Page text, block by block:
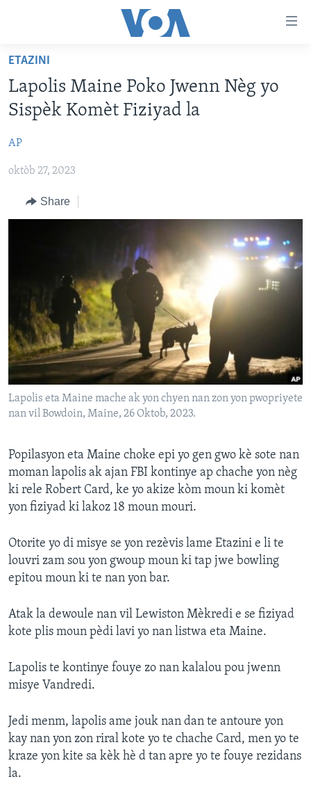
Skip
main
content
to
Navigation
LÈZETAZINI
AMERIK LATIN
ENTÈNASYONAL
VIDEO
FLASHPOINT IKRÈN
Languages
ETAZINI
Lapolis Maine Poko Jwenn Nèg yo
Sispèk Komèt Fiziyad la
AP
oktòb 27, 2023
Share
Lapolis eta Maine mache ak yon chyen nan zon yon pwopriyete
nan vil Bowdoin, Maine, 26 Oktob, 2023.
Popilasyon eta Maine choke epi yo gen gwo kè sote nan
moman lapolis ak ajan FBI kontinye ap chache yon nèg
ki rele Robert Card, ke yo akize kòm moun ki komèt
yon fiziyad ki lakoz 18 moun mouri.
Otorite yo di misye se yon rezèvis lame Etazini e li te
louvri zam sou yon gwoup moun ki tap jwe bowling
epitou moun ki te nan yon bar.
Atak la dewoule nan vil Lewiston Mèkredi e se fiziyad
kote plis moun pèdi lavi yo nan listwa eta Maine.
Lapolis te kontinye fouye zo nan kalalou pou jwenn
misye Vandredi.
Jedi menm, lapolis ame jouk nan dan te antoure yon
kay nan yon zon riral kote yo te chache Card, men yo te
kraze yon kite sa kèk hè d tan apre yo te fouye rezidans
la.